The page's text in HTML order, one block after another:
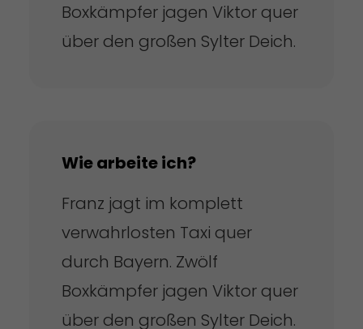
Boxkämpfer jagen Viktor quer
über den großen Sylter Deich.
Wie arbeite ich?
Franz jagt im komplett
verwahrlosten Taxi quer
durch Bayern. Zwölf
Boxkämpfer jagen Viktor quer
über den großen Sylter Deich.